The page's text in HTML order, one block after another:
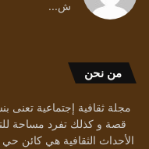
ش...
من نحن
مجلة ثقافية إجتماعية تعنى
قصة و كذلك تفرد مساحة
الأحداث الثقافية هي كائن حي